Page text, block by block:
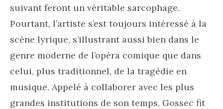
suivant feront un véritable sarcophage.
Pourtant, l’artiste s’est toujours intéressé à la
scène lyrique, s’illustrant aussi bien dans le
genre moderne de l’opéra comique que dans
celui, plus traditionnel, de la tragédie en
musique. Appelé à collaborer avec les plus
grandes institutions de son temps, Gossec fit